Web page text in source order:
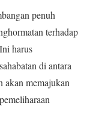
penuh
terhadap
harus
di antara
akan memajukan